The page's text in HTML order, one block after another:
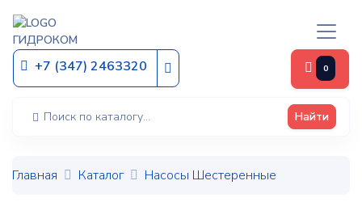
ГИДРОКОМ
+7 (347) 2463320 0
Найти
Главная Каталог Насосы Шестеренные